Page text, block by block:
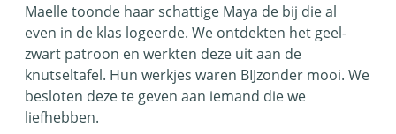
Maelle toonde haar schattige Maya de bij die al
even in de klas logeerde. We ontdekten het geel-
zwart patroon en werkten deze uit aan de
knutseltafel. Hun werkjes waren BIJzonder mooi. We
besloten deze te geven aan iemand die we
liefhebben.